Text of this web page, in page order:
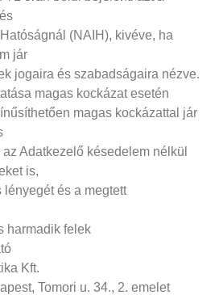
(NAIH), kivéve, ha
jár
jogaira és szabadságaira nézve.
magas kockázat esetén
magas kockázattal jár
Adatkezelő késedelem nélkül
is,
és a megtett
harmadik felek
Kft.
Tomori u. 34., 2. emelet